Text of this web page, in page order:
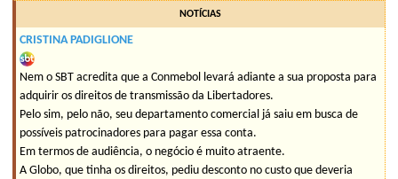
NOTÍCIAS
CRISTINA PADIGLIONE
Nem o SBT acredita que a Conmebol levará adiante a sua proposta para
adquirir os direitos de transmissão da Libertadores.
Pelo sim, pelo não, seu departamento comercial já saiu em busca de
possíveis patrocinadores para pagar essa conta.
Em termos de audiência, o negócio é muito atraente.
A Globo, que tinha os direitos, pediu desconto no custo que deveria